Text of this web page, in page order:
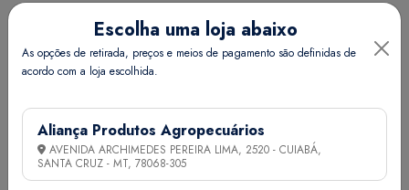
mL para cada 100 kg de peso corpóreo por animal.
OVINOS E CAPRINOS:
ANIMAIS EM CRESCIMENTO, EM RECRIA E FÊMEAS
DESCANSO: administrar 5 mL por animal,
FÊMEAS EM LACTAÇÃO: administrar 1,5 mL para cada 10
kg de peso corporal por animal.
Escolha uma loja abaixo
As opções de retirada, preços e meios de pagamento são definidas de
acordo com a loja escolhida.
Aliança Produtos Agropecuários
AVENIDA ARCHIMEDES PEREIRA LIMA, 2520 - CUIABÁ,
SANTA CRUZ - MT, 78068-305